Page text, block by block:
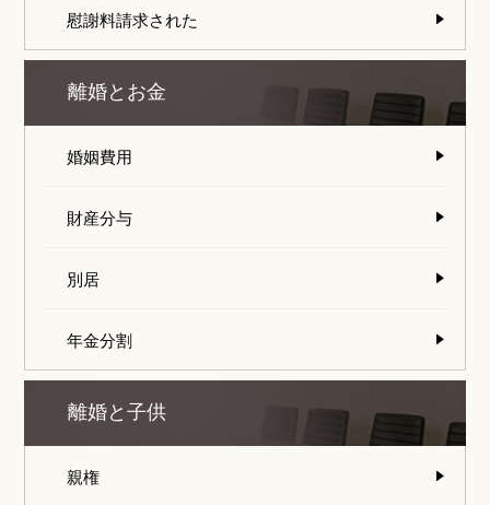
慰謝料請求された
離婚とお金
婚姻費用
財産分与
別居
年金分割
離婚と子供
親権